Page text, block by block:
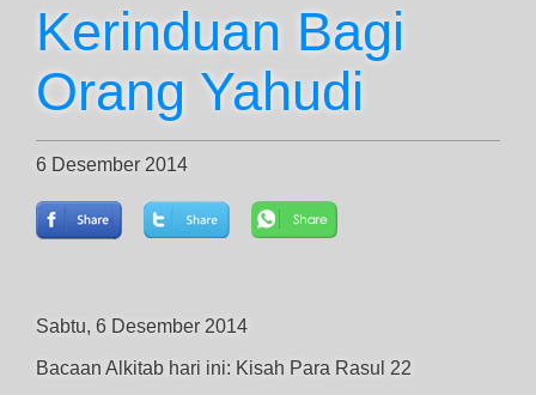
Kerinduan Bagi
Orang Yahudi
6 Desember 2014
Sabtu, 6 Desember 2014
Bacaan Alkitab hari ini: Kisah Para Rasul 22